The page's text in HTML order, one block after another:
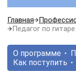
Главная
Педагог по гитаре
О программе
Как поступить